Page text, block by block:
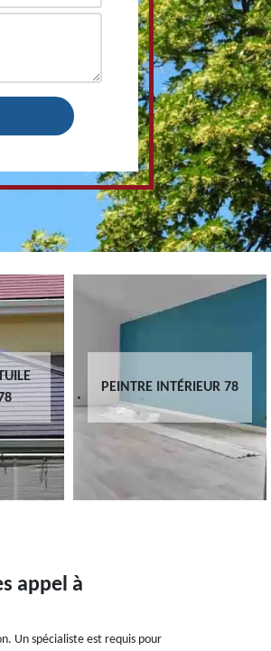
PEINTRE INTÉRIEUR 78
appel à
Un spécialiste est requis pour